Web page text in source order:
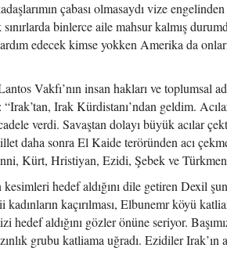
çabası olmasaydı vize
binlerce aile mahsur kalmış
edecek kimse yokken Amerika da
Vakfı’nın insan hakları ve toplumsal
“Irak’tan, Irak Kürdistanı’ndan geldim.
verdi. Savaştan dolayı büyük acılar
daha sonra El Kaide teröründen acı
Kürt, Hristiyan, Ezidi, Şebek ve
hedef aldığını dile getiren Dexil
kadınların kaçırılması, Elbunemr köyü
hedef aldığını gözler önüne seriyor.
grubu katliama uğradı. Ezidiler Irak’ın